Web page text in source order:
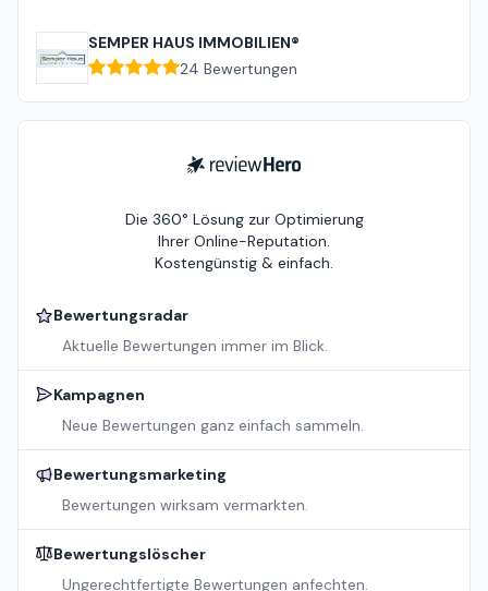
SEMPER HAUS IMMOBILIEN®
24 Bewertungen
ReviewHero
Die 360° Lösung zur Optimierung
Ihrer Online-Reputation.
Kostengünstig & einfach.
Bewertungsradar
Aktuelle Bewertungen immer im Blick.
Kampagnen
Neue Bewertungen ganz einfach sammeln.
Bewertungsmarketing
Bewertungen wirksam vermarkten.
Bewertungslöscher
Ungerechtfertigte Bewertungen anfechten.